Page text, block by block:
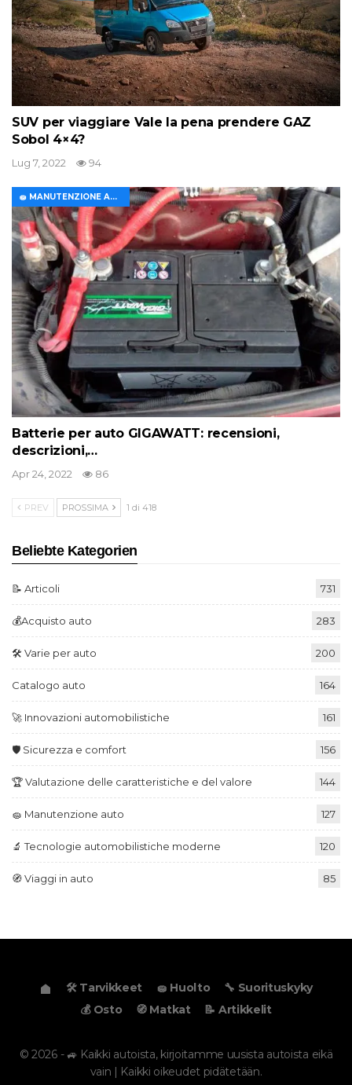
SUV per viaggiare Vale la pena prendere GAZ
Sobol 4×4?
Lug 7, 2022 94
🧽 MANUTENZIONE AUTO
Batterie per auto GIGAWATT: recensioni,
descrizioni,…
Apr 24, 2022 86
PREV PROSSIMA 1 di 418
Beliebte Kategorien
📝 Articoli 731
💰Acquisto auto 283
🛠️ Varie per auto 200
Catalogo auto 164
🚀 Innovazioni automobilistiche 161
🛡️ Sicurezza e comfort 156
🏆 Valutazione delle caratteristiche e del valore 144
🧽 Manutenzione auto 127
🔬 Tecnologie automobilistiche moderne 120
🧭 Viaggi in auto 85
🛠️ Tarvikkeet 🧽 Huolto
🔧 Suorituskyky
💰 Osto
🧭 Matkat 📝 Artikkelit
© 2026 - 🚙 Kaikki autoista, kirjoitamme uusista autoista eikä
vain | Kaikki oikeudet pidätetään.